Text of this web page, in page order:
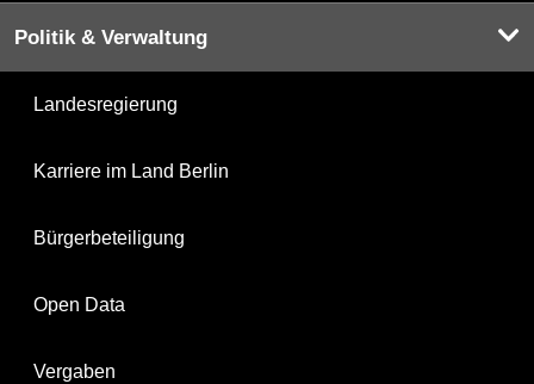
Politik & Verwaltung
Landesregierung
Karriere im Land Berlin
Bürgerbeteiligung
Open Data
Vergaben